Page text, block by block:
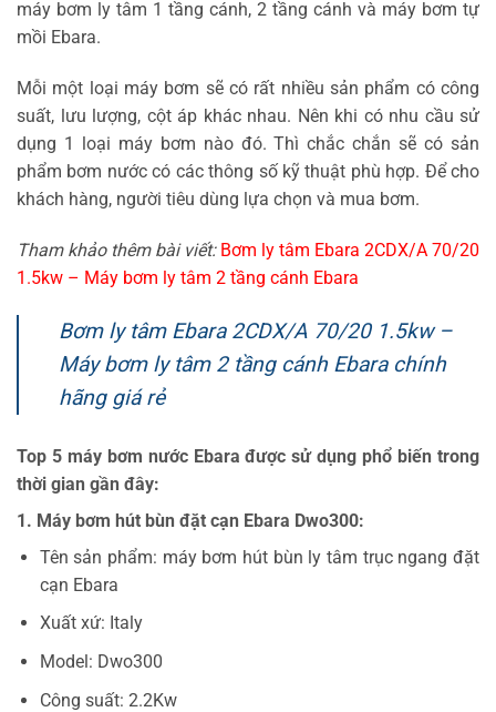
máy bơm ly tâm 1 tầng cánh, 2 tầng cánh và máy bơm tự
mồi Ebara.
Mỗi một loại máy bơm sẽ có rất nhiều sản phẩm có công
suất, lưu lượng, cột áp khác nhau. Nên khi có nhu cầu sử
dụng 1 loại máy bơm nào đó. Thì chắc chắn sẽ có sản
phẩm bơm nước có các thông số kỹ thuật phù hợp. Để cho
khách hàng, người tiêu dùng lựa chọn và mua bơm.
Tham khảo thêm bài viết: Bơm ly tâm Ebara 2CDX/A 70/20
1.5kw – Máy bơm ly tâm 2 tầng cánh Ebara
Bơm ly tâm Ebara 2CDX/A 70/20 1.5kw –
Máy bơm ly tâm 2 tầng cánh Ebara chính
hãng giá rẻ
Top 5 máy bơm nước Ebara được sử dụng phổ biến trong
thời gian gần đây:
1. Máy bơm hút bùn đặt cạn Ebara Dwo300:
Tên sản phẩm: máy bơm hút bùn ly tâm trục ngang đặt
cạn Ebara
Xuất xứ: Italy
Model: Dwo300
Công suất: 2.2Kw